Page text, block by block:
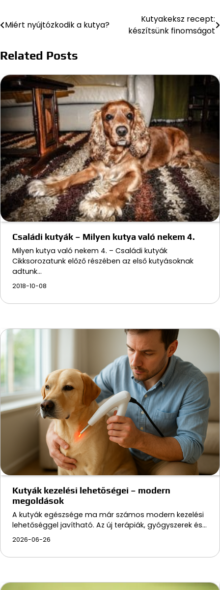
Bejegyzés
Miért nyújtózkodik a kutya?
Kutyakeksz recept:
készítsünk finomságot
Related Posts
Családi kutyák – Milyen kutya való nekem 4.
Milyen kutya való nekem 4. – Családi kutyák
Cikksorozatunk előző részében az első kutyásoknak
adtunk…
2018-10-08
Kutyák kezelési lehetőségei – modern
megoldások
A kutyák egészsége ma már számos modern kezelési
lehetőséggel javítható. Az új terápiák, gyógyszerek és…
2026-06-26